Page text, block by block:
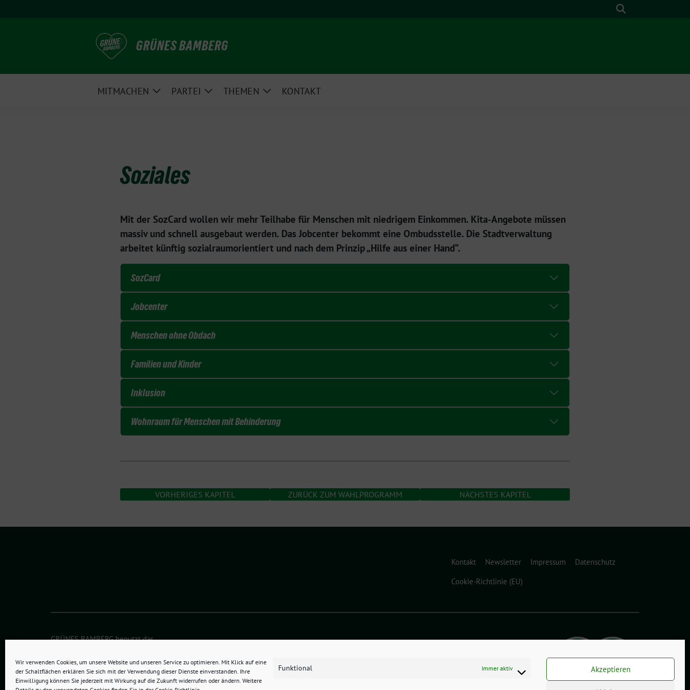
Wir verwenden Cookies, um unsere Website und unseren Service zu optimieren. Mit Klick auf eine
der Schaltflächen erklären Sie sich mit der Verwendung dieser Dienste einverstanden. Ihre
Einwilligung können Sie jederzeit mit Wirkung auf die Zukunft widerrufen oder ändern. Weitere
Funktional Immer aktiv Akzeptieren
Suche
GRÜNES BAMBERG
MITMACHEN
ZeigePARTEI
ZeigeTHEMEN
ZeigeKONTAKT
Soziales
Mit der SozCard wollen wir mehr Teilhabe für Menschen mit niedrigem Einkommen. Kita-Angebote müssen
massiv und schnell ausgebaut werden. Das Jobcenter bekommt eine Ombudsstelle. Die Stadtverwaltung
arbeitet künftig sozialraumorientiert und nach dem Prinzip „Hilfe aus einer Hand“.
SozCard
Jobcenter
Menschen ohne Obdach
Familien und Kinder
Inklusion
Wohnraum für Menschen mit Behinderung
VORHERIGES KAPITEL ZURÜCK ZUM WAHLPROGRAMM NÄCHSTES KAPITEL
Kontakt Newsletter Impressum
Datenschutz
Cookie-Richtlinie (EU)
GRÜNES BAMBERG benutzt das